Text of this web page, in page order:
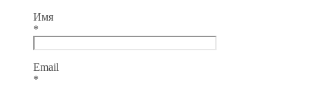
Имя
*
Email
*